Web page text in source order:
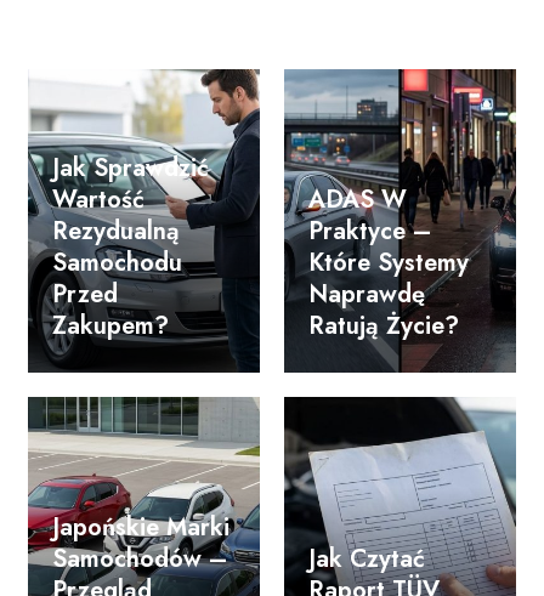
Jak Sprawdzić
Wartość
Rezydualną
Samochodu
Przed
Zakupem?
ADAS W
Praktyce –
Które Systemy
Naprawdę
Ratują Życie?
Japońskie Marki
Samochodów –
Jak Czytać